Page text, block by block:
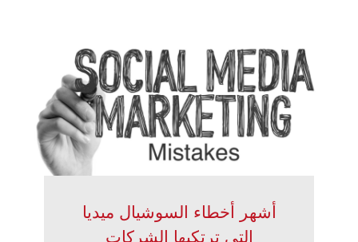
أشهر أخطاء السوشيال ميديا
التي ترتكبها الشركات